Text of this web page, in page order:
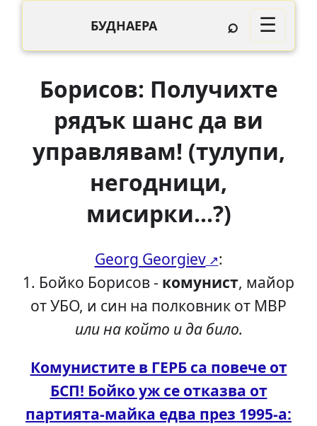
БУДНАЕРА ⌕ ☰
Борисов: Получихте
рядък шанс да ви
управлявам! (тулупи,
негодници,
мисирки...?)
Georg Georgiev
:
1. Бойко Борисов - комунист, майор
от УБО, и син на полковник от МВР
или на който и да било.
Комунистите в ГЕРБ са повече от
БСП! Бойко уж се отказва от
партията-майка едва през 1995-а: